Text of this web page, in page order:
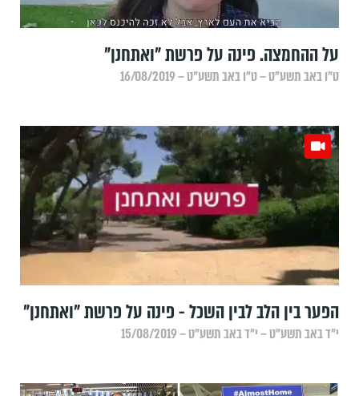
על ההחמצה. פינה על פרשת "ואתחנן"
ט״ו באב תשע״ט – ט״ו באב תשע״ט – 16/08/2019
הפער בין הלב לבין השכל - פינה על פרשת "ואתחנן"
י״ד באב תשע״ט – י״ד באב תשע״ט – 15/08/2019